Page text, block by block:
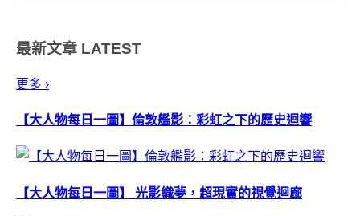
最新文章 LATEST
更多 ›
【大人物每日一圖】倫敦艦影：彩虹之下的歷史迴響
【大人物每日一圖】 光影織夢，超現實的視覺迴廊